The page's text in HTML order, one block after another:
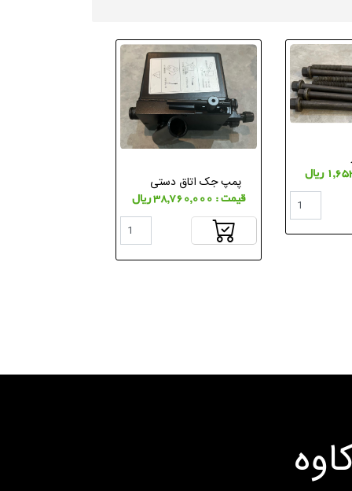
پمپ جک اتاق دستی
قیمت : 38,760,000 ریال